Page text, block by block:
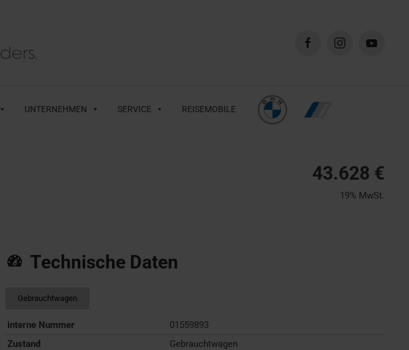
UNTERNEHMEN SERVICE REISEMOBILE
43.628 €
19% MwSt.
Technische Daten
Gebrauchtwagen
interne Nummer
01559893
Zustand
Gebrauchtwagen